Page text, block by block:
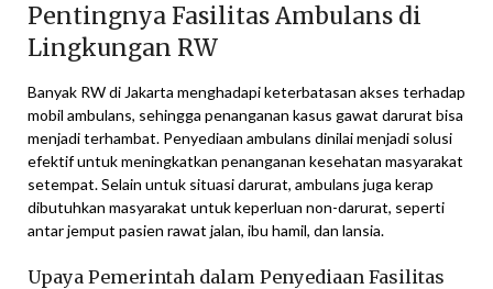
Pentingnya Fasilitas Ambulans di
Lingkungan RW
Banyak RW di Jakarta menghadapi keterbatasan akses terhadap
mobil ambulans, sehingga penanganan kasus gawat darurat bisa
menjadi terhambat. Penyediaan ambulans dinilai menjadi solusi
efektif untuk meningkatkan penanganan kesehatan masyarakat
setempat. Selain untuk situasi darurat, ambulans juga kerap
dibutuhkan masyarakat untuk keperluan non-darurat, seperti
antar jemput pasien rawat jalan, ibu hamil, dan lansia.
Upaya Pemerintah dalam Penyediaan Fasilitas